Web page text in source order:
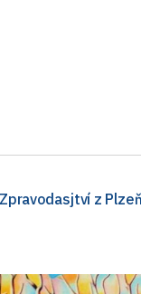
Zpravodasjtví z